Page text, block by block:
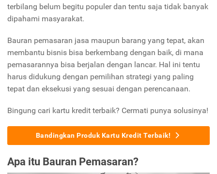
terbilang belum begitu populer dan tentu saja tidak banyak
dipahami masyarakat.
Bauran pemasaran jasa maupun barang yang tepat, akan
membantu bisnis bisa berkembang dengan baik, di mana
pemasarannya bisa berjalan dengan lancar. Hal ini tentu
harus didukung dengan pemilihan strategi yang paling
tepat dan eksekusi yang sesuai dengan perencanaan.
Bingung cari kartu kredit terbaik? Cermati punya solusinya!
Bandingkan Produk Kartu Kredit Terbaik!
Apa itu Bauran Pemasaran?